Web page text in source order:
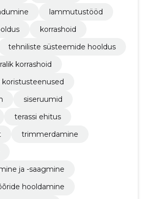
lammutustööd
korrashoid
tehniliste süsteemide hooldus
korrashoid
siseruumid
terassi ehitus
trimmerdamine
ja -saagmine
hooldamine